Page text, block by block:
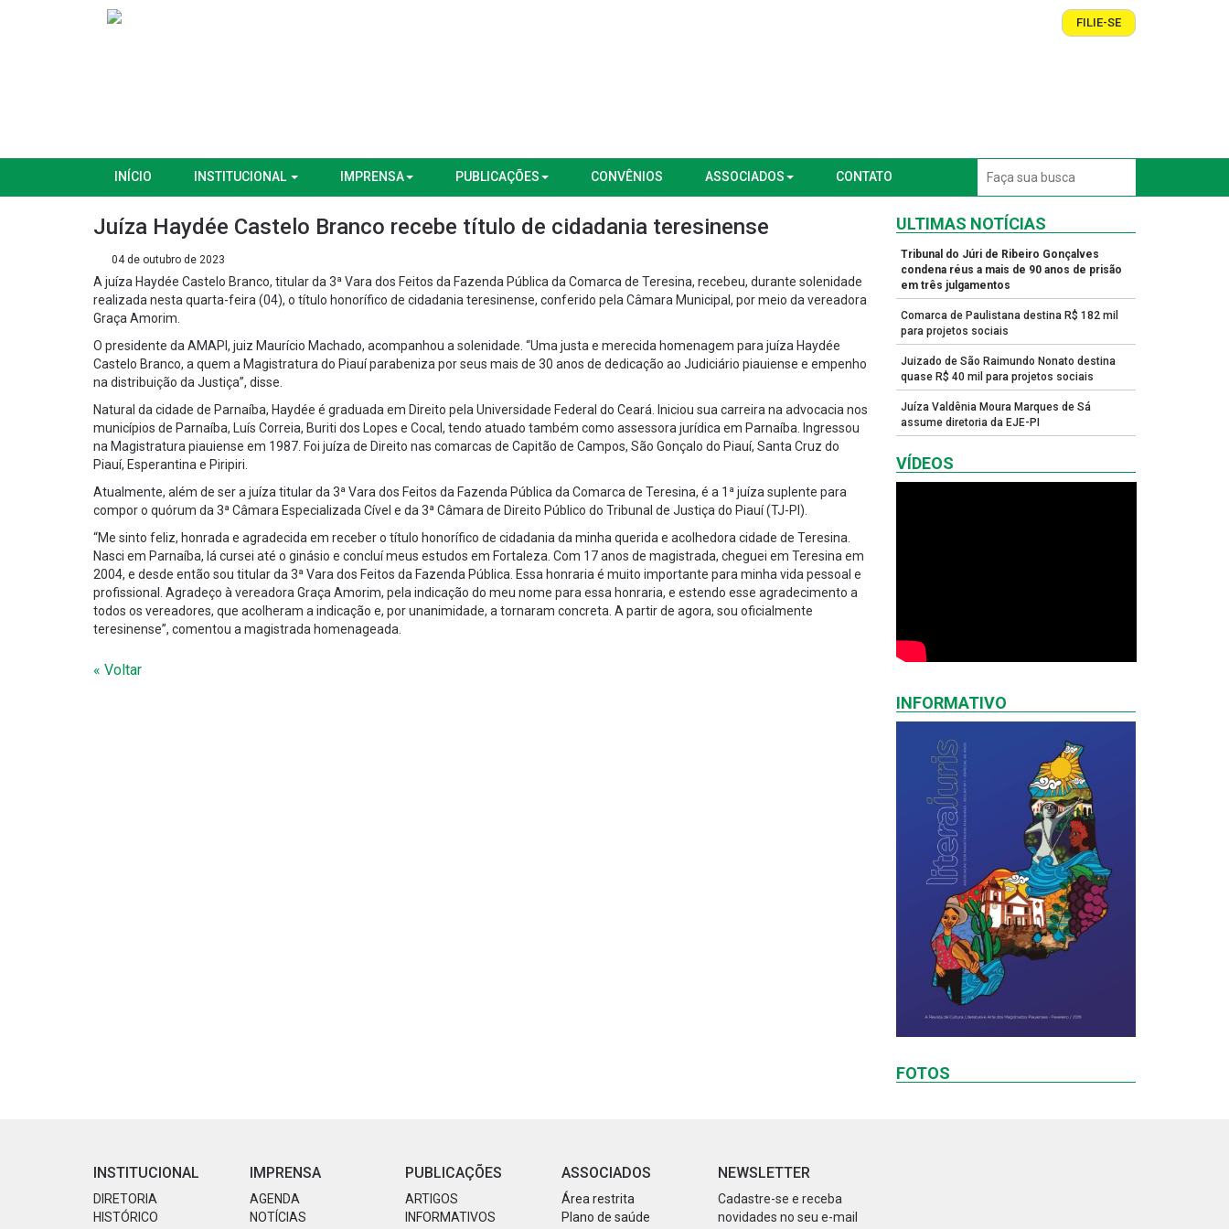
FILIE-SE
INÍCIO INSTITUCIONAL IMPRENSA PUBLICAÇÕES CONVÊNIOS ASSOCIADOS CONTATO
Juíza Haydée Castelo Branco recebe título de cidadania teresinense
04 de outubro de 2023
A juíza Haydée Castelo Branco, titular da 3ª Vara dos Feitos da Fazenda Pública da Comarca de Teresina, recebeu, durante solenidade
realizada nesta quarta-feira (04), o título honorífico de cidadania teresinense, conferido pela Câmara Municipal, por meio da vereadora
Graça Amorim.
O presidente da AMAPI, juiz Maurício Machado, acompanhou a solenidade. “Uma justa e merecida homenagem para juíza Haydée
Castelo Branco, a quem a Magistratura do Piauí parabeniza por seus mais de 30 anos de dedicação ao Judiciário piauiense e empenho
na distribuição da Justiça”, disse.
Natural da cidade de Parnaíba, Haydée é graduada em Direito pela Universidade Federal do Ceará. Iniciou sua carreira na advocacia nos
municípios de Parnaíba, Luís Correia, Buriti dos Lopes e Cocal, tendo atuado também como assessora jurídica em Parnaíba. Ingressou
na Magistratura piauiense em 1987. Foi juíza de Direito nas comarcas de Capitão de Campos, São Gonçalo do Piauí, Santa Cruz do
Piauí, Esperantina e Piripiri.
Atualmente, além de ser a juíza titular da 3ª Vara dos Feitos da Fazenda Pública da Comarca de Teresina, é a 1ª juíza suplente para
compor o quórum da 3ª Câmara Especializada Cível e da 3ª Câmara de Direito Público do Tribunal de Justiça do Piauí (TJ-PI).
“Me sinto feliz, honrada e agradecida em receber o título honorífico de cidadania da minha querida e acolhedora cidade de Teresina.
Nasci em Parnaíba, lá cursei até o ginásio e concluí meus estudos em Fortaleza. Com 17 anos de magistrada, cheguei em Teresina em
2004, e desde então sou titular da 3ª Vara dos Feitos da Fazenda Pública. Essa honraria é muito importante para minha vida pessoal e
profissional. Agradeço à vereadora Graça Amorim, pela indicação do meu nome para essa honraria, e estendo esse agradecimento a
todos os vereadores, que acolheram a indicação e, por unanimidade, a tornaram concreta. A partir de agora, sou oficialmente
teresinense”, comentou a magistrada homenageada.
« Voltar
ULTIMAS NOTÍCIAS
Tribunal do Júri de Ribeiro Gonçalves
condena réus a mais de 90 anos de prisão
em três julgamentos
Comarca de Paulistana destina R$ 182 mil
para projetos sociais
Juizado de São Raimundo Nonato destina
quase R$ 40 mil para projetos sociais
Juíza Valdênia Moura Marques de Sá
assume diretoria da EJE-PI
VÍDEOS
INFORMATIVO
FOTOS
INSTITUCIONAL
DIRETORIA
HISTÓRICO
IMPRENSA
AGENDA
NOTÍCIAS
PUBLICAÇÕES
ARTIGOS
INFORMATIVOS
ASSOCIADOS
Área restrita
Plano de saúde
NEWSLETTER
Cadastre-se e receba
novidades no seu e-mail